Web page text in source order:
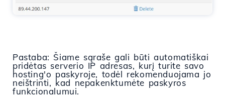
Pastaba: Šiame sąraše gali būti automatiškai
pridėtas serverio IP adresas, kurį turite savo
hosting'o paskyroje, todėl rekomenduojama jo
neištrinti, kad nepakenktumėte paskyros
funkcionalumui.